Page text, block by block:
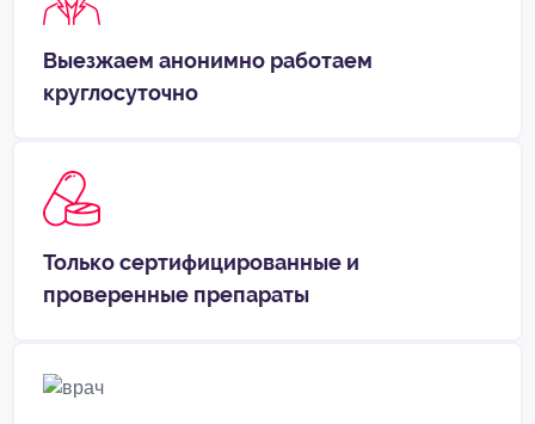
Выезжаем анонимно работаем
круглосуточно
Только сертифицированные и
проверенные препараты